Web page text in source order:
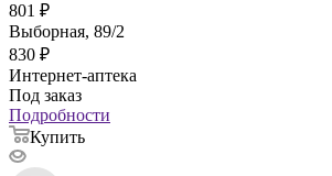
801 ₽
Выборная, 89/2
830 ₽
Интернет-аптека
Под заказ
Подробности
Купить